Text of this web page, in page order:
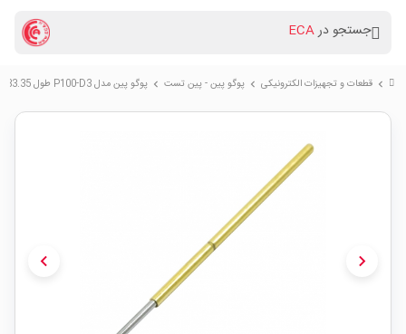
جستجو درECA
chevron_right قطعات و تجهیزات الکترونیکی chevron_right پوگو پین - پین تست chevron_right پوگو پین مدل P100-D3 طول 33.35 میلی متر طرح D-Round Head
chevron_left chevron_right